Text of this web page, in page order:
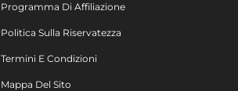
Programma Di Affiliazione
Politica Sulla Riservatezza
Termini E Condizioni
Mappa Del Sito